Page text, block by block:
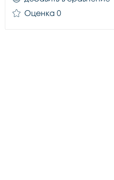
Оценка 0